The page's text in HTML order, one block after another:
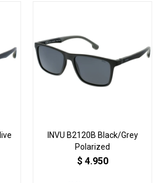
INVU B2120B Black/Grey
Polarized
$ 4.950